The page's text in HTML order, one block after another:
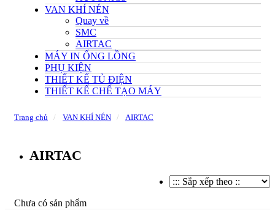
VAN KHÍ NÉN
Quay về
SMC
AIRTAC
MÁY IN ỐNG LỒNG
PHỤ KIỆN
THIẾT KẾ TỦ ĐIỆN
THIẾT KẾ CHẾ TẠO MÁY
Trang chủ VAN KHÍ NÉN AIRTAC
AIRTAC
Chưa có sản phẩm